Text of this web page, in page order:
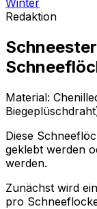
Redaktion
Material:
Diese
geklebt werden
werden.
Zunächst wird
pro